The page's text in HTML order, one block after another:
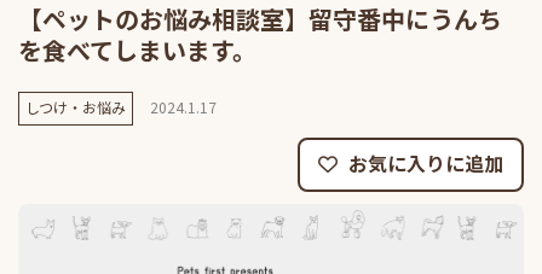
【ペットのお悩み相談室】留守番中にうんち
を食べてしまいます。
しつけ・お悩み 2024.1.17
お気に入りに追加